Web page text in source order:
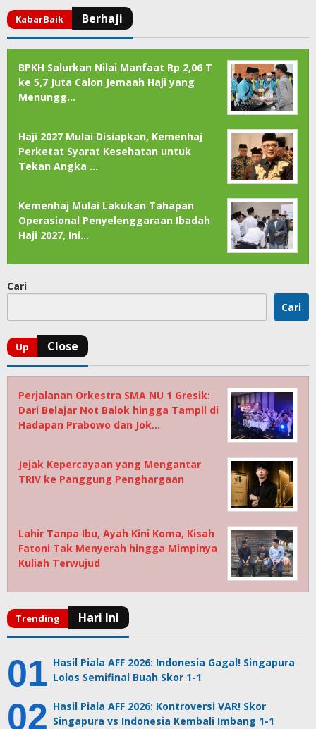
BPKH Salurkan Nilai Manfaat Rp 2,06 T
ke 5,7 Juta Calon Jemaah Haji yang
Menungg…
Haji 2027 Mulai Disiapkan, Kemenhaj
Perketat Syarat Kesehatan untuk
Tekan Angka …
Kemenhaj Mulai Lakukan Tahapan
Operasional Penyelenggaraan Ibadah
Haji 2027, Ini…
Cari
Cari
Perjalanan Orkestra SMA NU 1 Gresik:
Dari Belajar Not Balok hingga Tampil di
Hadapan Prabowo dan Jok…
Jejak Kepercayaan yang Mengantar
TRIV ke Panggung Penghargaan
Lahir Tanpa Ibu, Ayah Kini Koma, Kisah
Fatoni Tak Menyerah hingga Mimpinya
Kuliah Terwujud
Hasil Piala AFF 2026: Indonesia Gagal! Singapura
Lolos Semifinal Buah Skor 1-1
Hasil Piala AFF 2026: Kontroversi VAR! Skor
Singapura vs Indonesia Kembali Imbang 1-1